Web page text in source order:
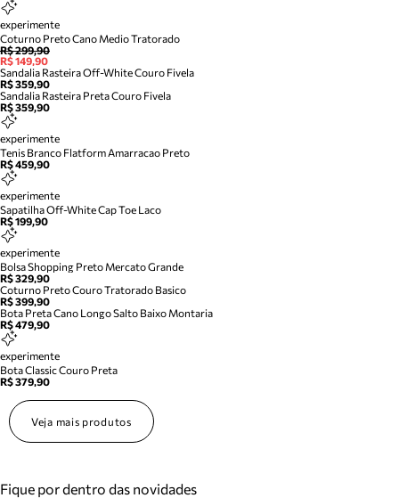
experimente
Coturno Preto Cano Medio Tratorado
R$ 299,90
R$ 149,90
Sandalia Rasteira Off-White Couro Fivela
R$ 359,90
Sandalia Rasteira Preta Couro Fivela
R$ 359,90
experimente
Tenis Branco Flatform Amarracao Preto
R$ 459,90
experimente
Sapatilha Off-White Cap Toe Laco
R$ 199,90
experimente
Bolsa Shopping Preto Mercato Grande
R$ 329,90
Coturno Preto Couro Tratorado Basico
R$ 399,90
Bota Preta Cano Longo Salto Baixo Montaria
R$ 479,90
experimente
Bota Classic Couro Preta
R$ 379,90
Veja mais produtos
Fique por dentro das novidades